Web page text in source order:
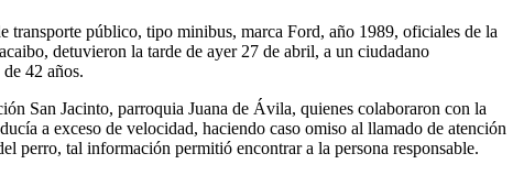
transporte público, tipo minibus, marca Ford, año 1989, oficiales de la
detuvieron la tarde de ayer 27 de abril, a un ciudadano
42 años.
San Jacinto, parroquia Juana de Ávila, quienes colaboraron con la
a exceso de velocidad, haciendo caso omiso al llamado de atención
perro, tal información permitió encontrar a la persona responsable.